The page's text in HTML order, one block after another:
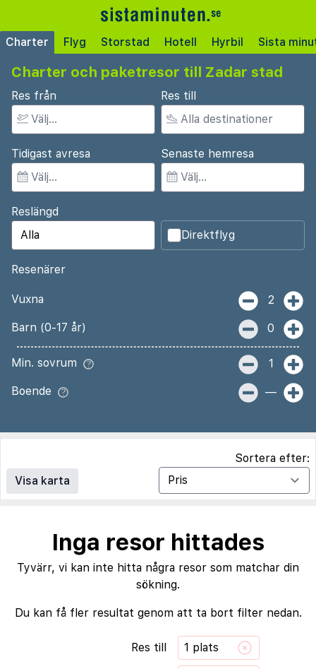
Charter Flyg Storstad Hotell Hyrbil Sista
Charter och paketresor till Zadar stad
Res från Res till
Tidigast avresa Senaste hemresa
Reslängd
Direktflyg
Resenärer
Vuxna 2
Barn (0-17 år) 0
Min. sovrum 1
Boende —
Visa karta
Sortera efter:
Inga resor hittades
Tyvärr, vi kan inte hitta några resor som matchar din
sökning.
Du kan få fler resultat genom att ta bort filter nedan.
Res till 1 plats